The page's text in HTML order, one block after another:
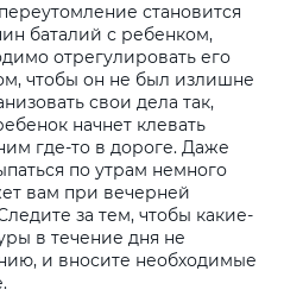
становится
баталий с ребенком,
отрегулировать его
чтобы он не был излишне
свои дела так,
начнет клевать
где-то в дороге. Даже
по утрам немного
вам при вечерней
за тем, чтобы какие-
в течение дня не
и вносите необходимые